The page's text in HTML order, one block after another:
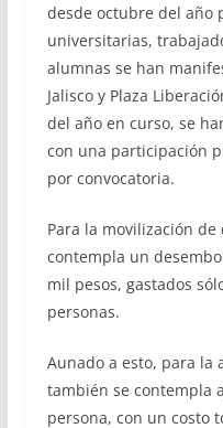
desde octubre del año
universitarias,
alumnas se han
Jalisco y Plaza
del año en curso, se
con una participación
por convocatoria.
Para la movilización
contempla un
mil pesos, gastados
personas.
Aunado a esto, para la
también se contempla
persona, con un costo